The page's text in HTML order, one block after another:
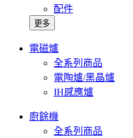
配件
更多
電磁爐
全系列商品
電陶爐/黑晶爐
IH感應爐
廚餘機
全系列商品